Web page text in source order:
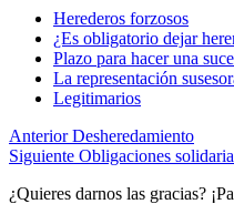
Herederos forzosos
¿Es obligatorio dejar
Plazo para hacer una
La representación
Legitimarios
Anterior Desheredamiento
Siguiente Obligaciones
¿Quieres darnos las gracias?